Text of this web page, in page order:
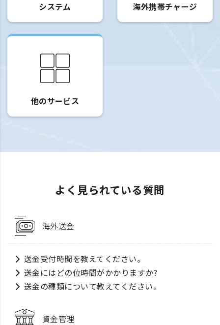
システム 海外携帯チャージ
他のサービス
よく見られている質問
海外送金
送金受付時間を教えてください。
送金にはどの位時間がかかりますか?
送金の種類について教えてください。
資金管理